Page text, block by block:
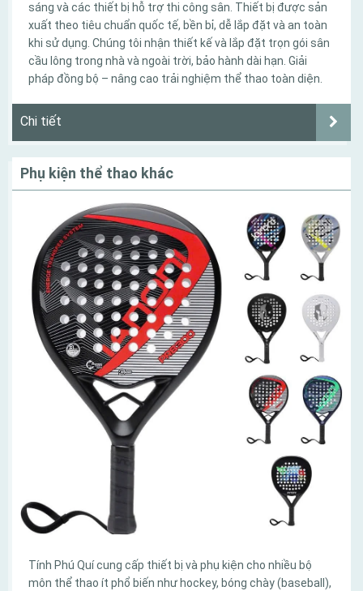
sáng và các thiết bị hỗ trợ thi công sân. Thiết bị được sản
xuất theo tiêu chuẩn quốc tế, bền bỉ, dễ lắp đặt và an toàn
khi sử dụng. Chúng tôi nhận thiết kế và lắp đặt trọn gói sân
cầu lông trong nhà và ngoài trời, bảo hành dài hạn. Giải
pháp đồng bộ – nâng cao trải nghiệm thể thao toàn diện.
Chi tiết
Phụ kiện thể thao khác
Tính Phú Quí cung cấp thiết bị và phụ kiện cho nhiều bộ
môn thể thao ít phổ biến như hockey, bóng chày (baseball),